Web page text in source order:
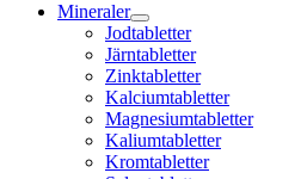
Mineraler
Jodtabletter
Järntabletter
Zinktabletter
Kalciumtabletter
Magnesiumtabletter
Kaliumtabletter
Kromtabletter